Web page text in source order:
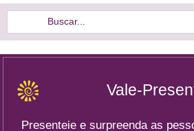
Buscar...
Vale-
Presenteie e surpreenda as